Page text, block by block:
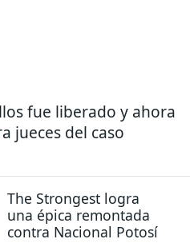
fue liberado y ahora
jueces del caso
The Strongest logra
una épica remontada
contra Nacional Potosí